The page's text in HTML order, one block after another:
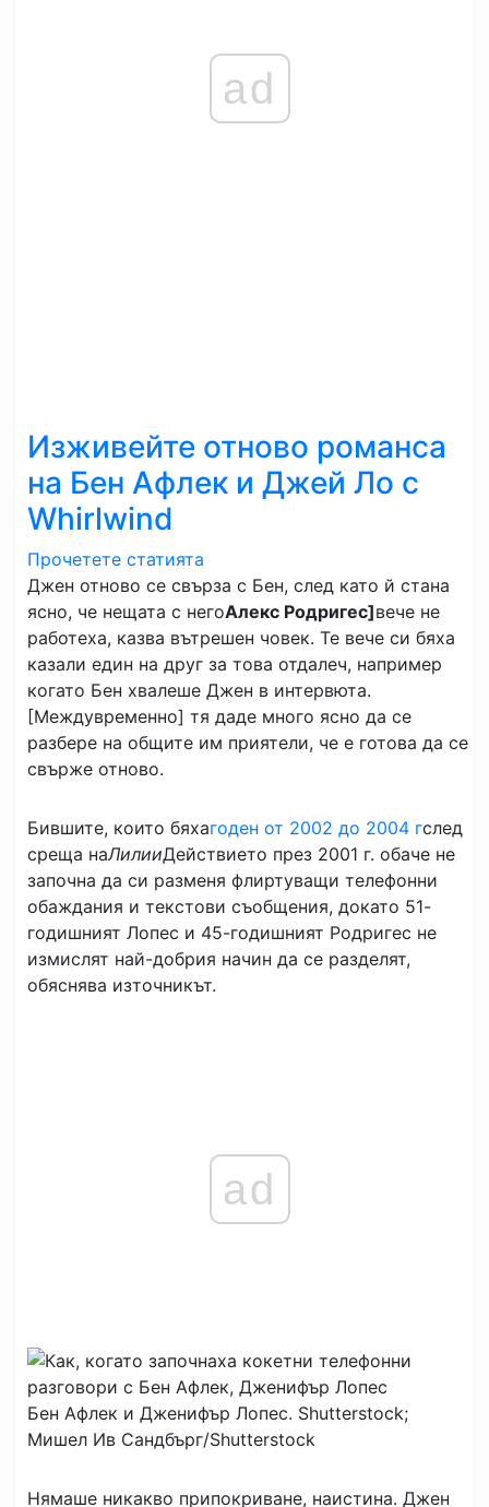
ad
Изживейте отново романса
на Бен Афлек и Джей Ло с
Whirlwind
Прочетете статията
Джен отново се свърза с Бен, след като й стана
ясно, че нещата с негоАлекс Родригес]вече не
работеха, казва вътрешен човек. Те вече си бяха
казали един на друг за това отдалеч, например
когато Бен хвалеше Джен в интервюта.
[Междувременно] тя даде много ясно да се
разбере на общите им приятели, че е готова да се
свърже отново.
Бившите, които бяхагоден от 2002 до 2004 гслед
среща наЛилииДействието през 2001 г. обаче не
започна да си разменя флиртуващи телефонни
обаждания и текстови съобщения, докато 51-
годишният Лопес и 45-годишният Родригес не
измислят най-добрия начин да се разделят,
обяснява източникът.
ad
Бен Афлек и Дженифър Лопес. Shutterstock;
Мишел Ив Сандбърг/Shutterstock
Нямаше никакво припокриване, наистина. Джен